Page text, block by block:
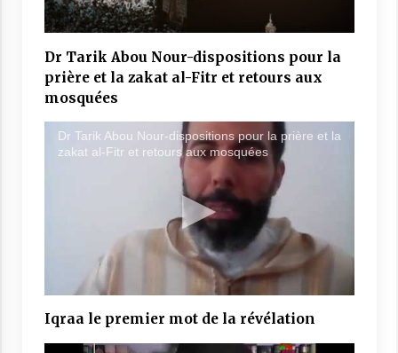
Dr Tarik Abou Nour-dispositions pour la
prière et la zakat al-Fitr et retours aux
mosquées
Dr Tarik Abou Nour-dispositions pour la prière et la
zakat al-Fitr et retours aux mosquées
Iqraa le premier mot de la révélation